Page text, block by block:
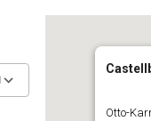
Google Kalender
Otto-